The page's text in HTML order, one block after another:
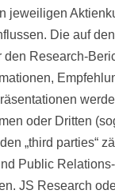
jeweiligen
Die auf den
den Research-
oder Dritten
„third parties“
Public
JS Research